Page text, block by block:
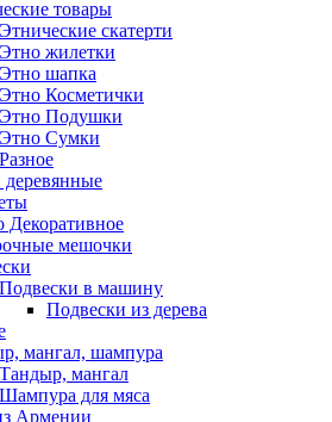
товары
Этнические скатерти
Этно жилетки
Этно шапка
Этно Косметички
Этно Подушки
Этно Сумки
Разное
деревянные
Декоративное
мешочки
Подвески в машину
Подвески из дерева
мангал, шампура
Тандыр, мангал
Шампура для мяса
Армении